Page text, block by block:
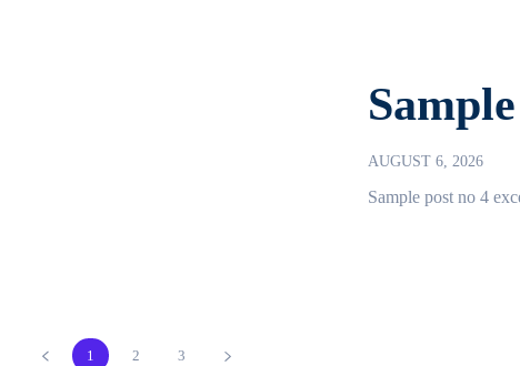
AUGUST 6, 2026
Sample post no 4
1 2 3